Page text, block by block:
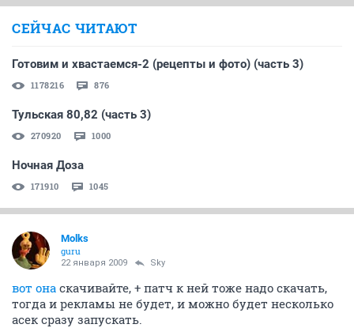
СЕЙЧАС ЧИТАЮТ
Готовим и хвастаемся-2 (рецепты и фото) (часть 3)
1178216 876
Тульская 80,82 (часть 3)
270920 1000
Ночная Доза
171910 1045
Molks
guru
22 января 2009 Sky
вот она скачивайте, + патч к ней тоже надо скачать,
тогда и рекламы не будет, и можно будет несколько
асек сразу запускать.